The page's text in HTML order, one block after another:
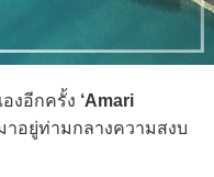
งอีกครั้ง ‘Amari
าอยู่ท่ามกลางความสงบ